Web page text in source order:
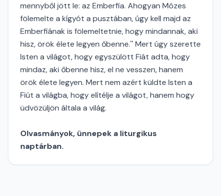
mennyből jött le: az Emberfia. Ahogyan Mózes
fölemelte a kígyót a pusztában, úgy kell majd az
Emberfiának is fölemeltetnie, hogy mindannak, aki
hisz, örök élete legyen őbenne.'' Mert úgy szerette
Isten a világot, hogy egyszülött Fiát adta, hogy
mindaz, aki őbenne hisz, el ne vesszen, hanem
örök élete legyen. Mert nem azért küldte Isten a
Fiút a világba, hogy elítélje a világot, hanem hogy
üdvözüljön általa a világ.
Olvasmányok, ünnepek a liturgikus
naptárban.